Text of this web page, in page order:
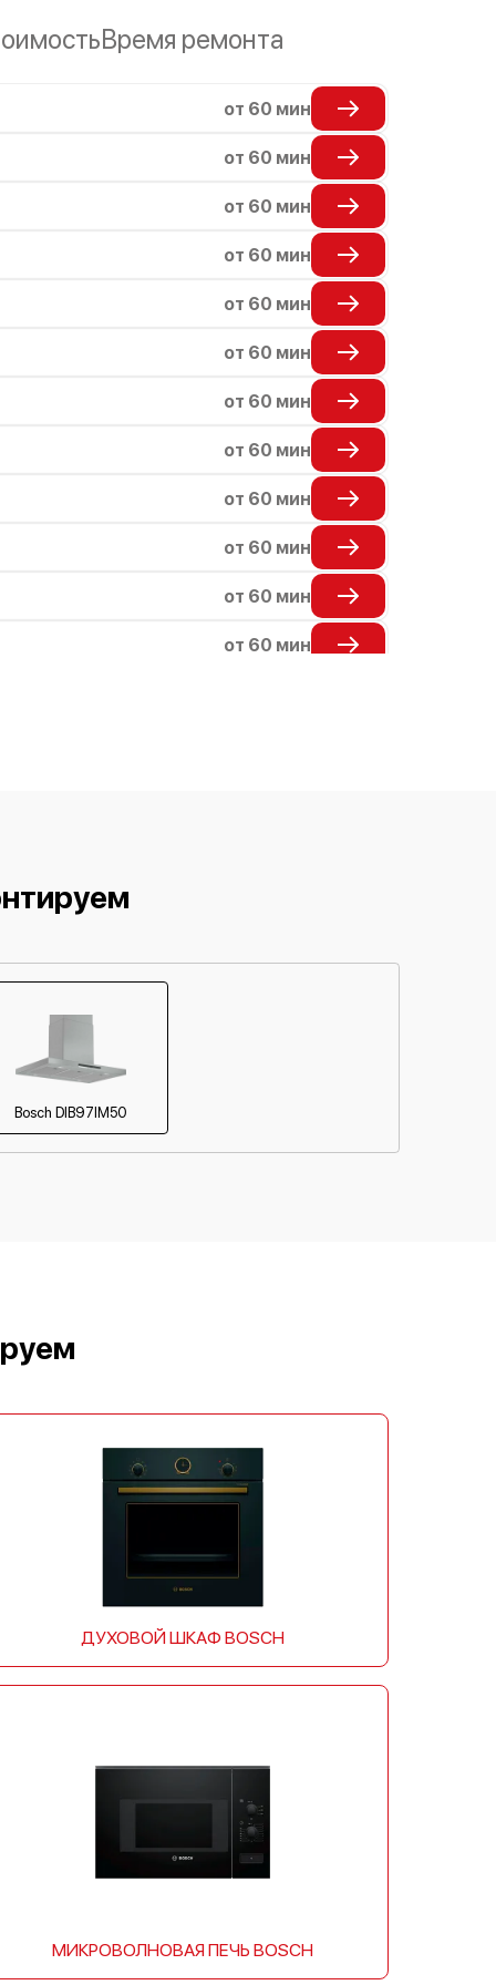
Время ремонта
от 60 мин
от 60 мин
от 60 мин
от 60 мин
от 60 мин
от 60 мин
от 60 мин
от 60 мин
от 60 мин
от 60 мин
от 60 мин
от 60 мин
Bosch DIB97IM50
ДУХОВОЙ ШКАФ BOSCH
МИКРОВОЛНОВАЯ ПЕЧЬ BOSCH